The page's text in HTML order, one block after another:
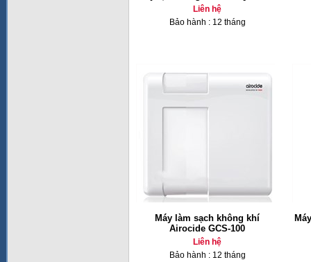
Liên hệ
Bảo hành : 12 tháng
Máy làm sạch không khí
Airocide GCS-100
Liên hệ
Bảo hành : 12 tháng